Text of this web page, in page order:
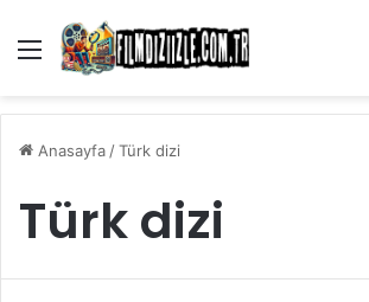
Menü
Anasayfa/Türk dizi
Türk dizi